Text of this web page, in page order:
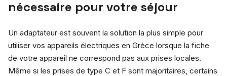
nécessaire pour votre séjour
Un adaptateur est souvent la solution la plus simple pour
utiliser vos appareils électriques en Grèce lorsque la fiche
de votre appareil ne correspond pas aux prises locales.
Même si les prises de type C et F sont majoritaires, certains